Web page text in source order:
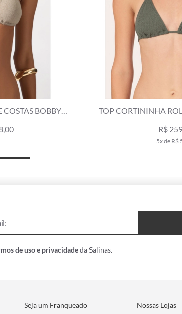
BOBBY VERDE
TOP CORTININHA
R$
3x de
de uso e privacidadeda Salinas.
Seja um Franqueado Nossas Lojas